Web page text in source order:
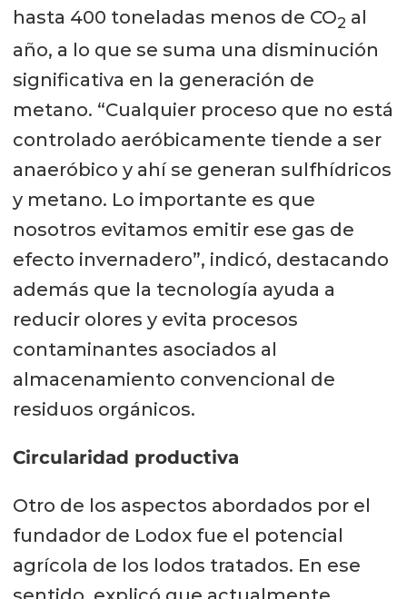
hasta 400 toneladas menos de CO2 al
año, a lo que se suma una disminución
significativa en la generación de
metano. “Cualquier proceso que no está
controlado aeróbicamente tiende a ser
anaeróbico y ahí se generan sulfhídricos
y metano. Lo importante es que
nosotros evitamos emitir ese gas de
efecto invernadero”, indicó, destacando
además que la tecnología ayuda a
reducir olores y evita procesos
contaminantes asociados al
almacenamiento convencional de
residuos orgánicos.
Circularidad productiva
Otro de los aspectos abordados por el
fundador de Lodox fue el potencial
agrícola de los lodos tratados. En ese